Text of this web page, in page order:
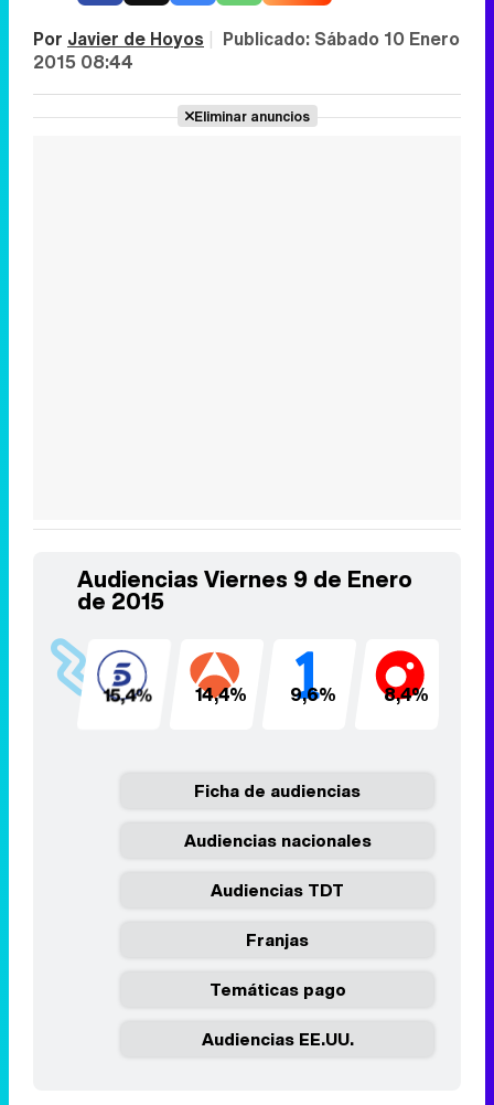
Por Javier de Hoyos | Publicado: Sábado 10 Enero
2015 08:44
Eliminar anuncios
Audiencias Viernes 9 de Enero
de 2015
15,4% 14,4% 9,6% 8,4%
Ficha de audiencias
Audiencias nacionales
Audiencias TDT
Franjas
Temáticas pago
Audiencias EE.UU.